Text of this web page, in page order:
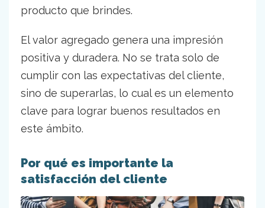
producto que brindes.
El valor agregado genera una impresión
positiva y duradera. No se trata solo de
cumplir con las expectativas del cliente,
sino de superarlas, lo cual es un elemento
clave para lograr buenos resultados en
este ámbito.
Por qué es importante la
satisfacción del cliente